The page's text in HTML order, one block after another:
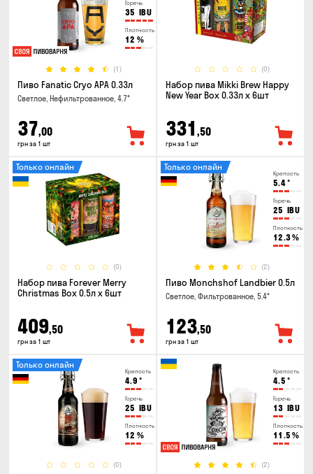
Горечь
35 IBU
Плотность
12 %
(1)
Пиво Fanatic Cryo APA 0.33л
Светлое, Нефильтрованное, 4.7°
37,00
грн за 1 шт
(0)
Набор пива Mikki Brew Happy
New Year Box 0.33л x 6шт
331 ,50
грн за 1 шт
(0)
Только онлайн
Набор пива Forever Merry
Christmas Box 0.5л x 6шт
409,50
грн за 1 шт
Крепость
5.4°
Горечь
25 IBU
Плотность
12.3%
(2)
Только онлайн
Пиво Monchshof Landbier 0.5л
Светлое, Фильтрованное, 5.4°
123,50
грн за 1 шт
Крепость
4.9 °
Горечь
25 IBU
Плотность
12 %
(0)
Только онлайн
Крепость
4.5 °
Горечь
13 IBU
Плотность
11.5 %
(2)